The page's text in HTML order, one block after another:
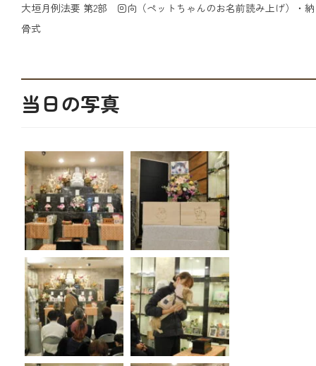
大垣月例法要 第2部 回向（ペットちゃんのお名前読み上げ）・納
骨式
当日の写真